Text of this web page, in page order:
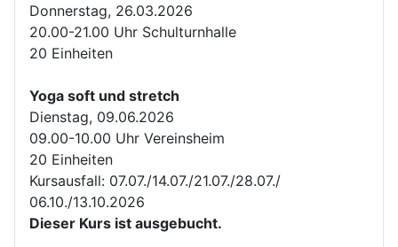
Donnerstag, 26.03.2026
20.00-21.00 Uhr Schulturnhalle
20 Einheiten
Yoga soft und stretch
Dienstag, 09.06.2026
09.00-10.00 Uhr Vereinsheim
20 Einheiten
Kursausfall: 07.07./14.07./21.07./28.07./
06.10./13.10.2026
Dieser Kurs ist ausgebucht.